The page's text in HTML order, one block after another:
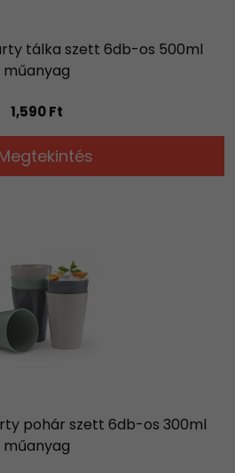
tálka szett 6db-os 500ml
műanyag
1,590 Ft
pohár szett 6db-os 300ml
műanyag